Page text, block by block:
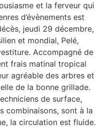
et la ferveur qui
d’évènements est
jeudi 29 décembre,
et mondial, Pelé,
Accompagné de
frais matinal tropical
agréable des arbres et
de la bonne grillade.
de surface,
combinaisons, sont à la
la circulation est fluide.